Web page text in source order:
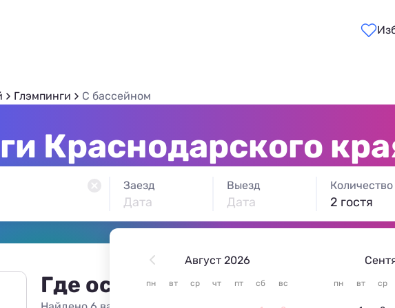
Глэмпинги С бассейном
Краснодарского
Заезд
Дата
Выезд
Дата
Август 2026
пн вт ср чт пт сб вс пн вт ср
Количество
2 гостя
Где остановиться в